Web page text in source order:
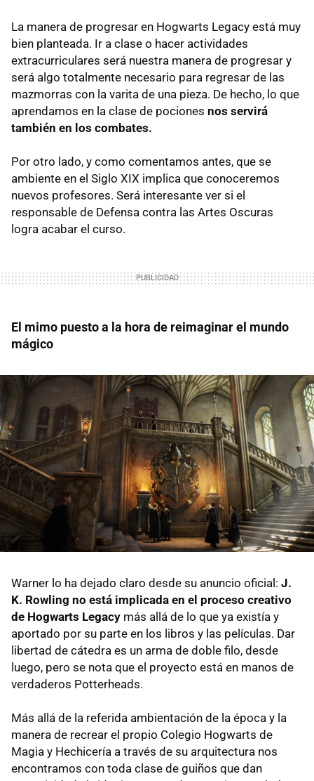
La manera de progresar en Hogwarts Legacy está muy
bien planteada. Ir a clase o hacer actividades
extracurriculares será nuestra manera de progresar y
será algo totalmente necesario para regresar de las
mazmorras con la varita de una pieza. De hecho, lo que
aprendamos en la clase de pociones nos servirá
también en los combates.
Por otro lado, y como comentamos antes, que se
ambiente en el Siglo XIX implica que conoceremos
nuevos profesores. Será interesante ver si el
responsable de Defensa contra las Artes Oscuras
logra acabar el curso.
El mimo puesto a la hora de reimaginar el mundo
mágico
Warner lo ha dejado claro desde su anuncio oficial: J.
K. Rowling no está implicada en el proceso creativo
de Hogwarts Legacy más allá de lo que ya existía y
aportado por su parte en los libros y las películas. Dar
libertad de cátedra es un arma de doble filo, desde
luego, pero se nota que el proyecto está en manos de
verdaderos Potterheads.
Más allá de la referida ambientación de la época y la
manera de recrear el propio Colegio Hogwarts de
Magia y Hechicería a través de su arquitectura nos
encontramos con toda clase de guiños que dan